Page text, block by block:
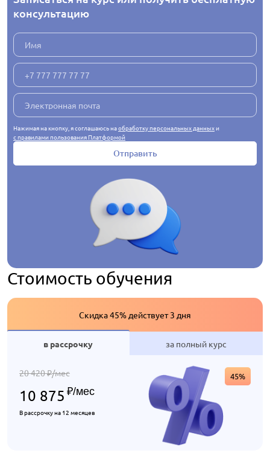
консультацию
Отправить
Нажимая на кнопку, я соглашаюсь наобработку персональных данныхи
с правилами пользования Платформой
Стоимость обучения
Скидка 45% действует 3 дня
в рассрочку за полный курс
20 420₽/мес
10 875 ₽/мес
В рассрочку на 12 месяцев
45%